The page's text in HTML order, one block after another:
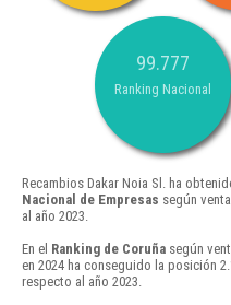
99.777
Ranking Nacional
Recambios Dakar Noia Sl. ha
Nacional de Empresas según
al año 2023.
En el Ranking de Coruña según
en 2024 ha conseguido la posición
respecto al año 2023.